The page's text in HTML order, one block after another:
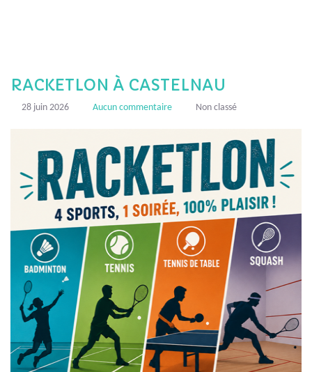
RACKETLON À CASTELNAU
28 juin 2026 Aucun commentaire Non classé